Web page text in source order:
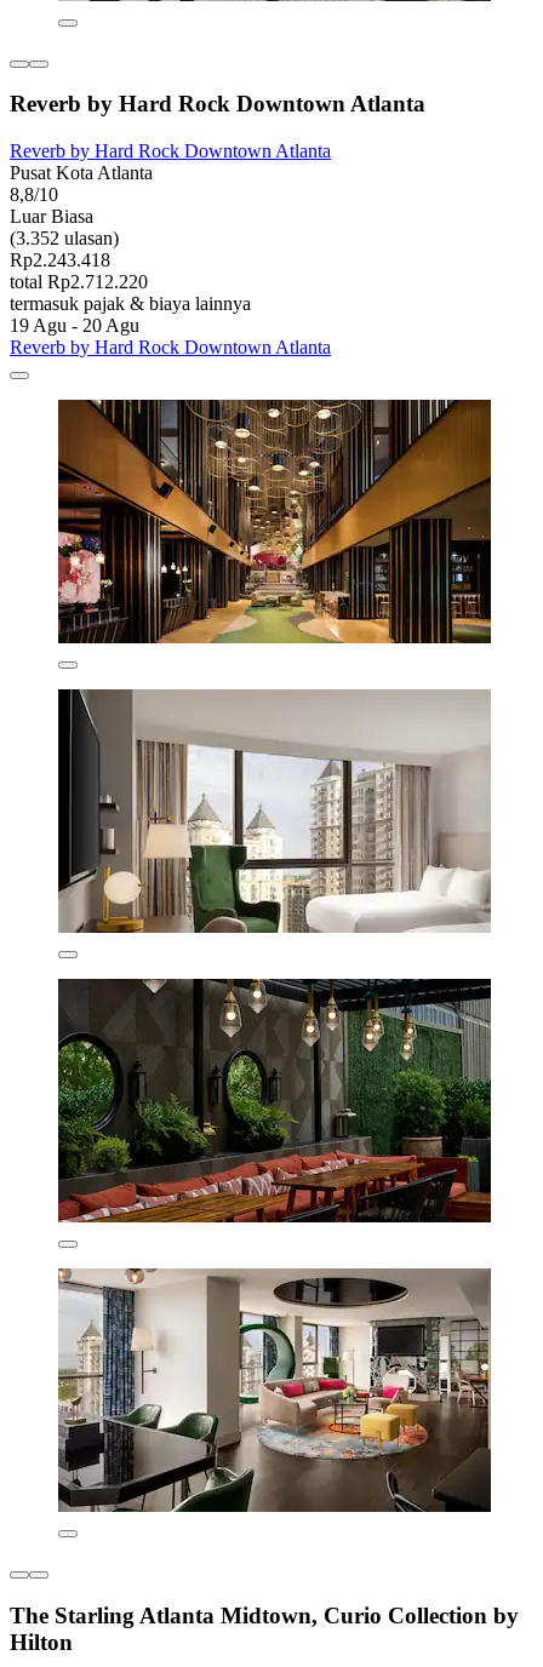
Reverb by Hard Rock Downtown Atlanta
Reverb by Hard Rock Downtown Atlanta
Pusat Kota Atlanta
8,8/10
Luar Biasa
(3.352 ulasan)
Rp2.243.418
total Rp2.712.220
termasuk pajak & biaya lainnya
19 Agu - 20 Agu
Reverb by Hard Rock Downtown Atlanta
The Starling Atlanta Midtown, Curio Collection by
Hilton